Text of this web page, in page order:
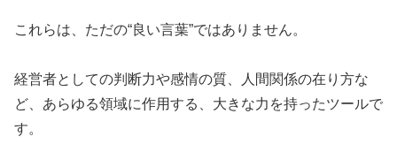
​これらは、ただの“良い言葉”ではありません。
​経営者としての判断力や感情の質、人間関係の在り方な
ど、あらゆる領域に作用する、大きな力を持ったツールで
す。